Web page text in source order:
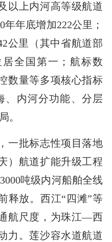
以上内河高等级航道
年年底增加222公里；
公里（其中省航道部
全国第一；航标数
数量等多项核心指标
、内河分功能、分层
。
一批标志性项目落地
）航道扩能升级工程
吨级内河船舶全线
释放。西江“四滩”等
航尺度，为珠江—西
力。莲沙容水道航道